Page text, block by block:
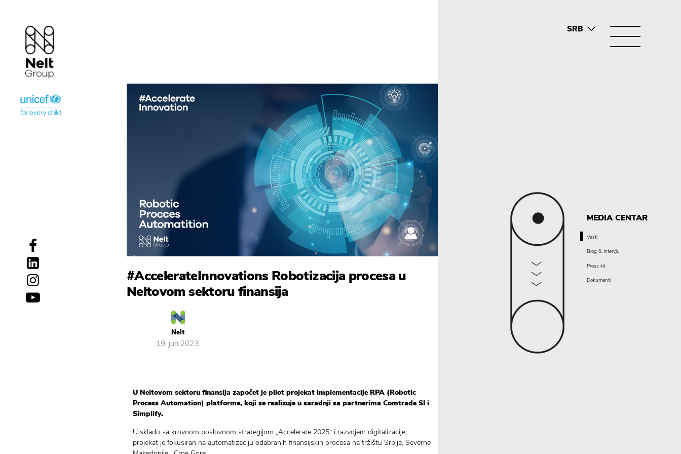
SRB
MEDIA CENTAR
Vesti
Blog & Intervju
Press kit
Dokumenti
#AccelerateInnovations Robotizacija procesa u
Neltovom sektoru finansija
Nelt
19. jun 2023.
U Neltovom sektoru finansija započet je pilot projekat implementacije RPA (Robotic
Process Automation) platforme, koji se realizuje u saradnji sa partnerima Comtrade SI i
Simplify.
U skladu sa krovnom poslovnom strategijom „Accelerate 2025“ i razvojem digitalizacije,
projekat je fokusiran na automatizaciju odabranih finansijskih procesa na tržištu Srbije, Severne